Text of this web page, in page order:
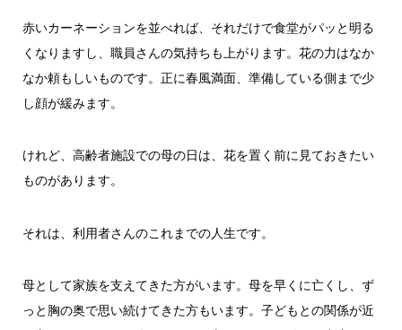
赤いカーネーションを並べれば、それだけで食堂がパッと明る
くなりますし、職員さんの気持ちも上がります。花の力はなか
なか頼もしいものです。正に春風満面、準備している側まで少
し顔が緩みます。
けれど、高齢者施設での母の日は、花を置く前に見ておきたい
ものがあります。
それは、利用者さんのこれまでの人生です。
母として家族を支えてきた方がいます。母を早くに亡くし、ず
っと胸の奥で思い続けてきた方もいます。子どもとの関係が近